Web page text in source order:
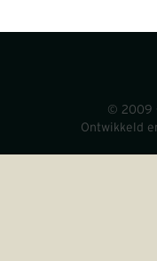
© 2009
Ontwikkeld